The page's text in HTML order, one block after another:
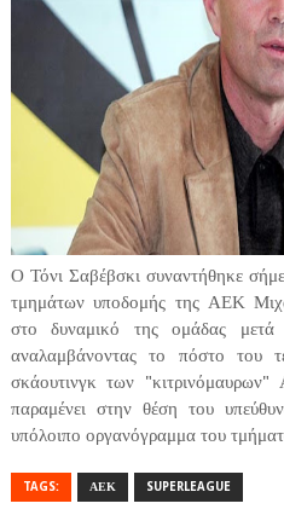
Ο Τόνι Σαβέβσκι συναντήθηκε
τμημάτων υποδομής της ΑΕΚ
στο δυναμικό της ομάδας μετά
αναλαμβάνοντας το πόστο του
σκάουτινγκ των
παραμένει στην θέση του
υπόλοιπο οργανόγραμμα του
TAGS: ΑΕΚ SUPERLEAGUE